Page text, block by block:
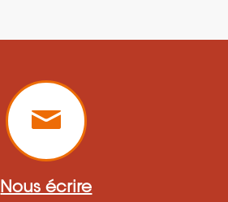
Nous écrire